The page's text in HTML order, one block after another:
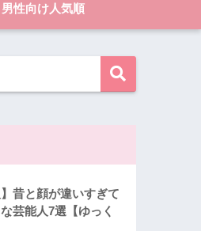
男性向け人気順
】昔と顔が違いすぎて
芸能人7選【ゆっく